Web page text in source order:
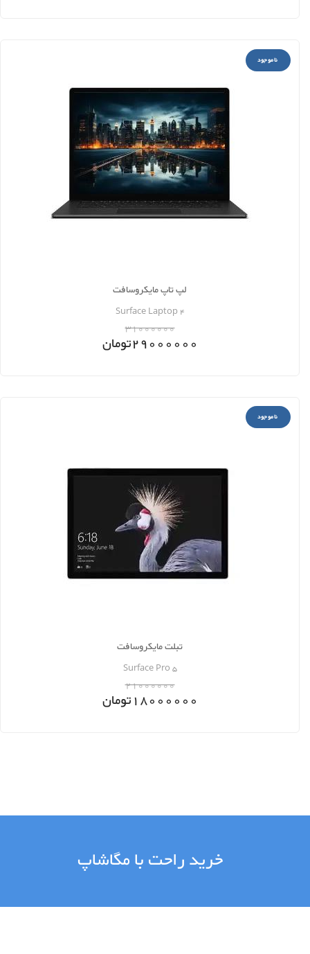
ناموجود
لپ تاپ مایکروسافت
Surface Laptop 4
31000000
29000000تومان
ناموجود
تبلت مایکروسافت
Surface Pro 5
21000000
18000000تومان
خرید راحت با مگاشاپ